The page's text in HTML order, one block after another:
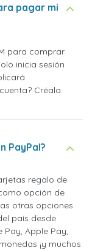
pagar mi
para comprar
inicia sesión
Créala
PayPal?
regalo de
opción de
otras opciones
país desde
Apple Pay,
¡y muchos